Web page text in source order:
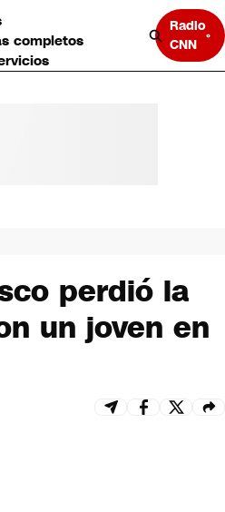
completos
Radio
CNN
perdió la
un joven en